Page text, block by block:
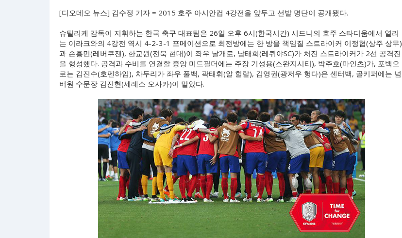
[디오데오 뉴스] 김수정 기자 = 2015 호주 아시안컵 4강전을 앞두고 선발 명단이 공개됐다.
슈틸리케 감독이 지휘하는 한국 축구 대표팀은 26일 오후 6시(한국시간) 시드니의 호주 스타디움에서 열리
는 이라크와의 4강전 역시 4-2-3-1 포메이션으로 최전방에는 한 방을 책임질 스트라이커 이정협(상주 상무)
과 손흥민(레버쿠젠), 한교원(전북 현대)이 좌우 날개로, 남태희(레퀴야SC)가 처진 스트라이커가 2선 공격진
을 형성했다. 공격과 수비를 연결할 중앙 미드필더에는 주장 기성용(스완지시티), 박주호(마인츠)가, 포백으
로는 김진수(호펜하임), 차두리가 좌우 풀백, 곽태휘(알 힐랄), 김영권(광저우 헝다)은 센터백, 골키퍼에는 넘
버원 수문장 김진현(세레소 오사카)이 맡았다.